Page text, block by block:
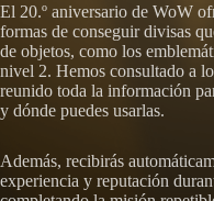
El 20.º aniversario de WoW
formas de conseguir divisas
de objetos, como los
nivel 2. Hemos consultado a
reunido toda la información
y dónde puedes usarlas.
Además, recibirás
experiencia y reputación